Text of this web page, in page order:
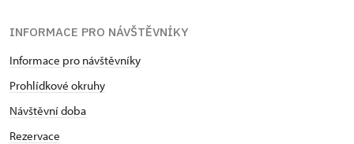
INFORMACE PRO NÁVŠTĚVNÍKY
Informace pro návštěvníky
Prohlídkové okruhy
Návštěvní doba
Rezervace